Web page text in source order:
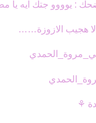
: يوووو جتك ايه
هجيب الازوزة……
⚘